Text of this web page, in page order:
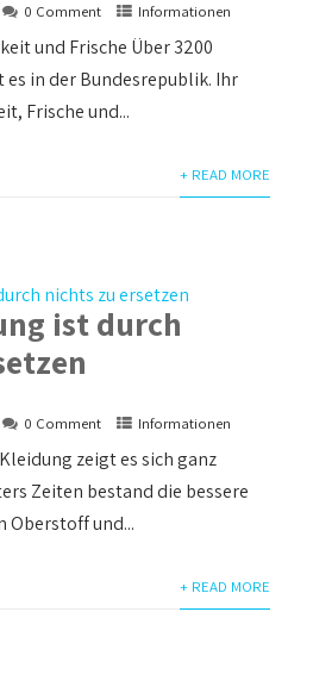
0 Comment Informationen
und Frische Über 3200
in der Bundesrepublik. Ihr
Frische und...
+ READ MORE
ist durch
0 Comment Informationen
zeigt es sich ganz
Zeiten bestand die bessere
Oberstoff und...
+ READ MORE